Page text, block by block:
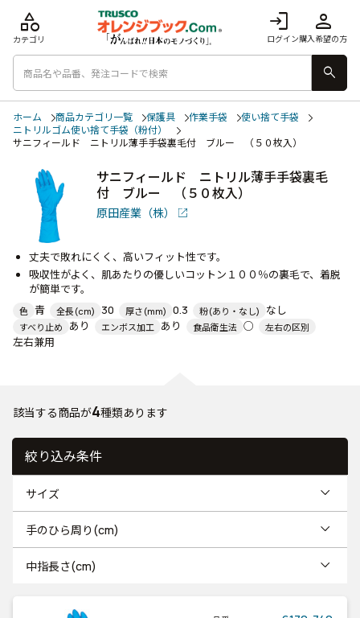
login
ログイン
person
購入希望の方
category
カテゴリ
search
ホーム 商品カテゴリ一覧 保護具 作業手袋
使い捨て手袋
ニトリルゴム使い捨て手袋（粉付）
サニフィールド ニトリル薄手手袋裏毛付 ブルー （５０枚入）
サニフィールド ニトリル薄手手袋裏毛
付 ブルー （５０枚入）
原田産業（株）
丈夫で敗れにくく、高いフィット性です。
吸収性がよく、肌あたりの優しいコットン１００％の裏毛で、着脱
が簡単です。
色 青 全長(cm) 30 厚さ(mm) 0.3 粉(あり・なし) なし
すべり止め あり エンボス加工 あり 食品衛生法 ○ 左右の区別
左右兼用
該当する商品が4種類あります
絞り込み条件
サイズ
手のひら周り(cm)
中指長さ(cm)